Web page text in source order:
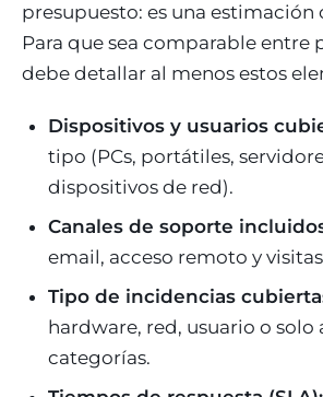
presupuesto: es una estimación
Para que sea comparable entre
debe detallar al menos estos
Dispositivos y usuarios
tipo (PCs, portátiles,
dispositivos de red).
Canales de soporte
email, acceso remoto y
Tipo de incidencias
hardware, red, usuario o solo
categorías.